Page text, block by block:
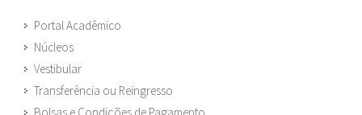
Portal Acadêmico
Núcleos
Vestibular
Transferência ou Reingresso